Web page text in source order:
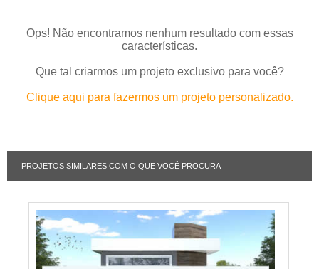
Ops! Não encontramos nenhum resultado com essas
características.
Que tal criarmos um projeto exclusivo para você?
Clique aqui para fazermos um projeto personalizado.
PROJETOS SIMILARES COM O QUE VOCÊ PROCURA